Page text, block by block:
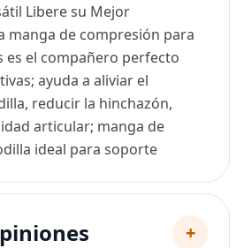
Libere su Mejor
manga de compresión para
el compañero perfecto
ayuda a aliviar el
reducir la hinchazón,
articular; manga de
ideal para soporte
+